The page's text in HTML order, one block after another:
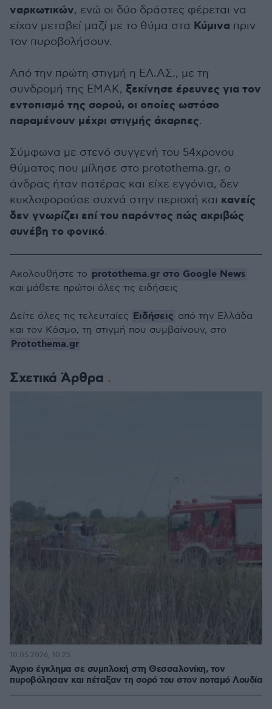
ναρκωτικών, ενώ οι δύο δράστες φέρεται να
είχαν μεταβεί μαζί με το θύμα στα Κύμινα πριν
τον πυροβολήσουν.
Από την πρώτη στιγμή η ΕΛ.ΑΣ., με τη
συνδρομή της ΕΜΑΚ, ξεκίνησε έρευνες για τον
εντοπισμό της σορού, οι οποίες ωστόσο
παραμένουν μέχρι στιγμής άκαρπες.
Σύμφωνα με στενό συγγενή του 54χρονου
θύματος που μίλησε στο protothema.gr, ο
άνδρας ήταν πατέρας και είχε εγγόνια, δεν
κυκλοφορούσε συχνά στην περιοχή και κανείς
δεν γνωρίζει επί του παρόντος πώς ακριβώς
συνέβη το φονικό.
Σχετικά Άρθρα
Άγριο έγκλημα σε συμπλοκή στη Θεσσαλονίκη, τον
πυροβόλησαν και πέταξαν τη σορό του στον ποταμό Λουδία
10.05.2026, 10:25
Ακολουθήστε το protothema.gr στο Google News
και μάθετε πρώτοι όλες τις ειδήσεις
Δείτε όλες τις τελευταίες Ειδήσεις από την Ελλάδα
και τον Κόσμο, τη στιγμή που συμβαίνουν, στο
Protothema.gr